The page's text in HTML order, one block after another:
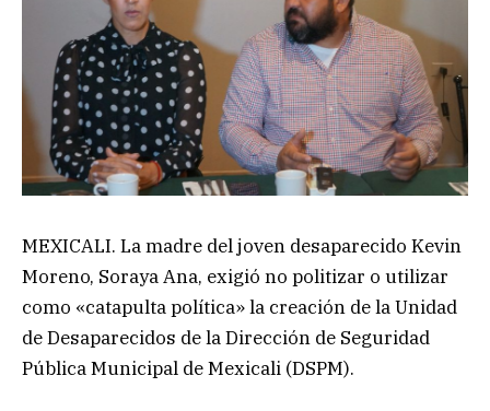
MEXICALI. La madre del joven desaparecido Kevin
Moreno, Soraya Ana, exigió no politizar o utilizar
como «catapulta política» la creación de la Unidad
de Desaparecidos de la Dirección de Seguridad
Pública Municipal de Mexicali (DSPM).